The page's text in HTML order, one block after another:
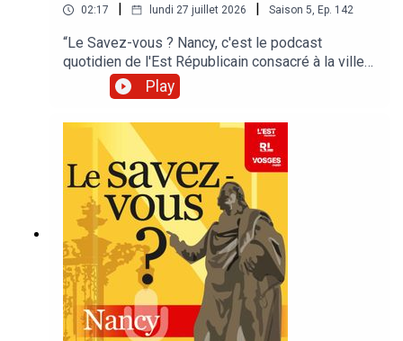
02:17 lundi 27 juillet 2026 Saison 5, Ep. 142
“Le Savez-vous ? Nancy, c'est le podcast
quotidien de l'Est Républicain consacré à la ville
et à tout ce que vous ignorez sur elle.Un podcast
raconté par Jean-Marie Russe basé sur les
articles réalisés par la rédaction locale de Nancy.”
Play